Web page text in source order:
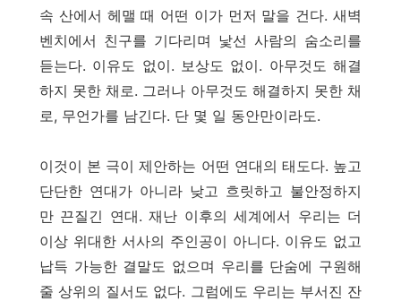
속 산에서 헤맬 때 어떤 이가 먼저 말을 건다. 새벽
벤치에서 친구를 기다리며 낯선 사람의 숨소리를
듣는다. 이유도 없이. 보상도 없이. 아무것도 해결
하지 못한 채로. 그러나 아무것도 해결하지 못한 채
로, 무언가를 남긴다. 단 몇 일 동안만이라도.
이것이 본 극이 제안하는 어떤 연대의 태도다. 높고
단단한 연대가 아니라 낮고 흐릿하고 불안정하지
만 끈질긴 연대. 재난 이후의 세계에서 우리는 더
이상 위대한 서사의 주인공이 아니다. 이유도 없고
납득 가능한 결말도 없으며 우리를 단숨에 구원해
줄 상위의 질서도 없다. 그럼에도 우리는 부서진 잔